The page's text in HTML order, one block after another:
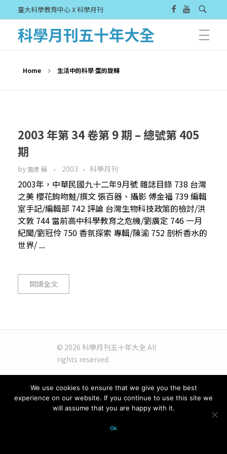
臺大科學教育中心 X 科學月刊
科學月刊五十年大全
Home 生活中的科學 蛋的旋轉
2003 年第 34 卷第 9 期 – 總號第 405
期
by 裔彥 蘇 2003 科學月刊
2003年，中華民國九十二年9月號 雜誌目錄 738 台灣
之美 櫻花鉤吻鮭/撰文 張百器、攝影 傅金福 739 編輯
室手記/編輯部 742 評論 台灣生物科技政策的檢討/洪
文敦 744 當前高中科學教育之危機/劉廣定 746 一月
紀聞/劉冠伶 750 香氛探索 專輯/陳渝 752 剖析香水的
世界/ ...
閱讀全文
© 2026 科學月刊五十年大全 All
rights reserved.
We use cookies to ensure that we give you the best
experience on our website. If you continue to use this site we
will assume that you are happy with it.
Ok